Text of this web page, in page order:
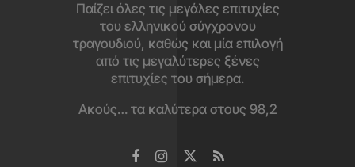
Παίζει όλες τις μεγάλες επιτυχίες
του ελληνικού σύγχρονου
τραγουδιού, καθώς και μία επιλογή
από τις μεγαλύτερες ξένες
επιτυχίες του σήμερα.
Ακούς… τα καλύτερα στους 98,2